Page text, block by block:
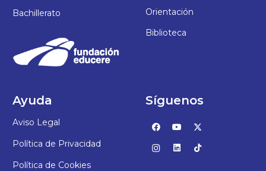
Bachillerato
Orientación
Biblioteca
Ayuda
Aviso Legal
Política de Privacidad
Política de Cookies
Síguenos